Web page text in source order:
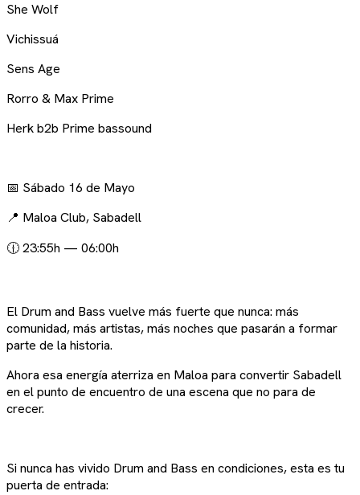
She Wolf
Vichissuá
Sens Age
Rorro & Max Prime
Herk b2b Prime bassound
📅 Sábado 16 de Mayo
📍 Maloa Club, Sabadell
🕧 23:55h — 06:00h
El Drum and Bass vuelve más fuerte que nunca: más
comunidad, más artistas, más noches que pasarán a formar
parte de la historia.
Ahora esa energía aterriza en Maloa para convertir Sabadell
en el punto de encuentro de una escena que no para de
crecer.
Si nunca has vivido Drum and Bass en condiciones, esta es tu
puerta de entrada: